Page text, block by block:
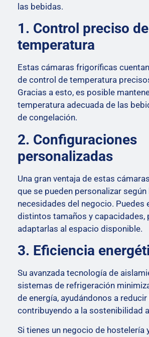
las bebidas.
1. Control preciso
temperatura
Estas cámaras frigoríficas
de control de temperatura
Gracias a esto, es posible
temperatura adecuada de las
de congelación.
2. Configuraciones
personalizadas
Una gran ventaja de estas
que se pueden personalizar según
necesidades del negocio. Puedes
distintos tamaños y capacidades,
adaptarlas al espacio disponible.
3. Eficiencia
Su avanzada tecnología de
sistemas de refrigeración
de energía, ayudándonos a
contribuyendo a la sostenibilidad
Si tienes un negocio de hostelería